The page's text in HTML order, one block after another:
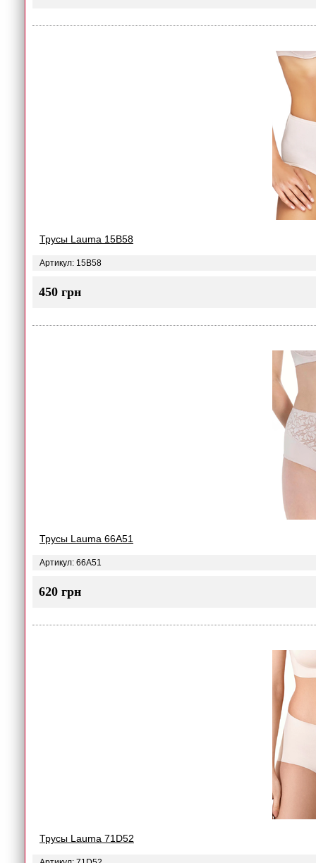
Трусы Lauma 15B58
Артикул: 15B58
450 грн
Трусы Lauma 66A51
Артикул: 66A51
620 грн
Трусы Lauma 71D52